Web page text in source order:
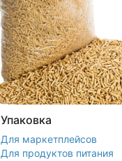
Упаковка
Для маркетплейсов
Для продуктов питания